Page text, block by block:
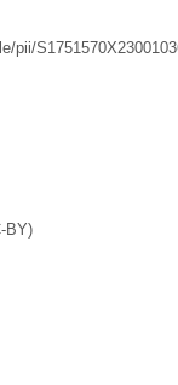
pii/
BY)